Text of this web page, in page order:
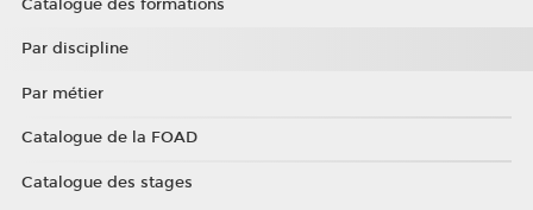
Catalogue des formations
Par discipline
Par métier
Catalogue de la FOAD
Catalogue des stages